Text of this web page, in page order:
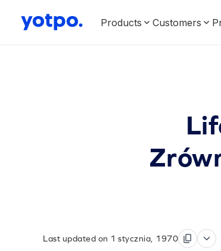
Products Customers
Last updated on 1 stycznia, 1970